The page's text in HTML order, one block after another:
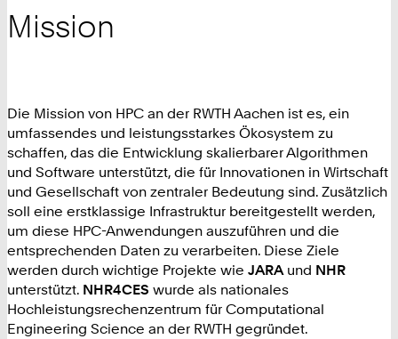
Mission
Die Mission von HPC an der RWTH Aachen ist es, ein
umfassendes und leistungsstarkes Ökosystem zu
schaffen, das die Entwicklung skalierbarer Algorithmen
und Software unterstützt, die für Innovationen in Wirtschaft
und Gesellschaft von zentraler Bedeutung sind. Zusätzlich
soll eine erstklassige Infrastruktur bereitgestellt werden,
um diese HPC-Anwendungen auszuführen und die
entsprechenden Daten zu verarbeiten. Diese Ziele
werden durch wichtige Projekte wie JARAund NHR
unterstützt. NHR4CES wurde als nationales
Hochleistungsrechenzentrum für Computational
Engineering Science an der RWTH gegründet.